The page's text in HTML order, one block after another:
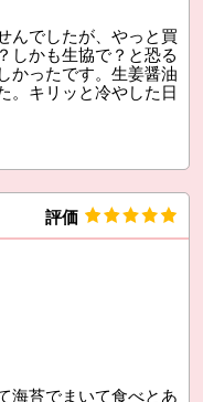
んでしたが、やっと買
しかも生協で？と恐る
かったです。生姜醤油
。キリッと冷やした日
評価
海苔でまいて食べとあ